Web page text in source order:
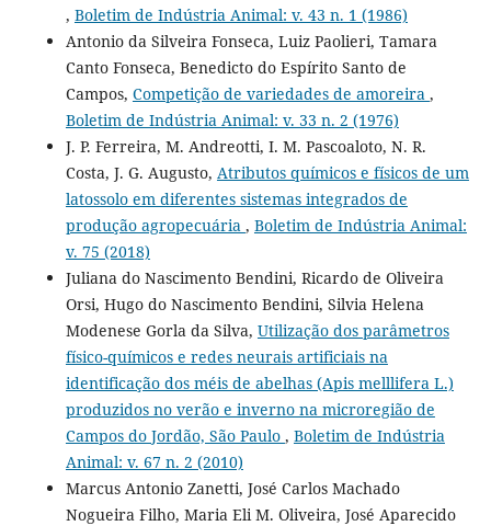
, Boletim de Indústria Animal: v. 43 n. 1 (1986)
Antonio da Silveira Fonseca, Luiz Paolieri, Tamara
Canto Fonseca, Benedicto do Espírito Santo de
Campos, Competição de variedades de amoreira ,
Boletim de Indústria Animal: v. 33 n. 2 (1976)
J. P. Ferreira, M. Andreotti, I. M. Pascoaloto, N. R.
Costa, J. G. Augusto, Atributos químicos e físicos de um
latossolo em diferentes sistemas integrados de
produção agropecuária , Boletim de Indústria Animal:
v. 75 (2018)
Juliana do Nascimento Bendini, Ricardo de Oliveira
Orsi, Hugo do Nascimento Bendini, Silvia Helena
Modenese Gorla da Silva, Utilização dos parâmetros
físico-químicos e redes neurais artificiais na
identificação dos méis de abelhas (Apis melllifera L.)
produzidos no verão e inverno na microregião de
Campos do Jordão, São Paulo , Boletim de Indústria
Animal: v. 67 n. 2 (2010)
Marcus Antonio Zanetti, José Carlos Machado
Nogueira Filho, Maria Eli M. Oliveira, José Aparecido